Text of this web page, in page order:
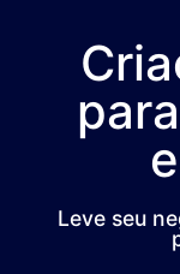
Leve seu